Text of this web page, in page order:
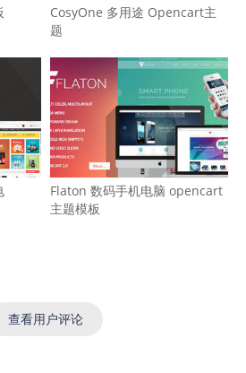
CosyOne 多用途 Opencart主
题
Flaton 数码手机电脑 opencart
主题模板
查看用户评论